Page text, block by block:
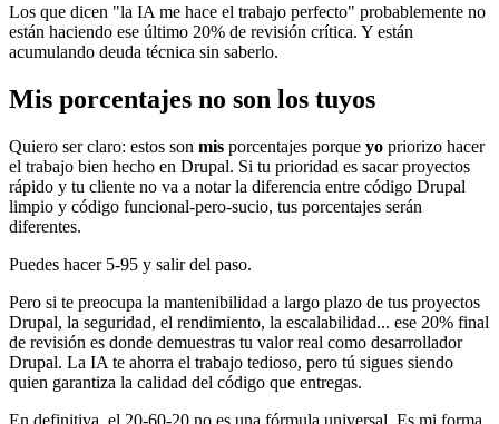
Los que dicen "la IA me hace el trabajo perfecto" probablemente no
están haciendo ese último 20% de revisión crítica. Y están
acumulando deuda técnica sin saberlo.
Mis porcentajes no son los tuyos
Quiero ser claro: estos son mis porcentajes porque yo priorizo hacer
el trabajo bien hecho en Drupal. Si tu prioridad es sacar proyectos
rápido y tu cliente no va a notar la diferencia entre código Drupal
limpio y código funcional-pero-sucio, tus porcentajes serán
diferentes.
Puedes hacer 5-95 y salir del paso.
Pero si te preocupa la mantenibilidad a largo plazo de tus proyectos
Drupal, la seguridad, el rendimiento, la escalabilidad... ese 20% final
de revisión es donde demuestras tu valor real como desarrollador
Drupal. La IA te ahorra el trabajo tedioso, pero tú sigues siendo
quien garantiza la calidad del código que entregas.
En definitiva, el 20-60-20 no es una fórmula universal. Es mi forma